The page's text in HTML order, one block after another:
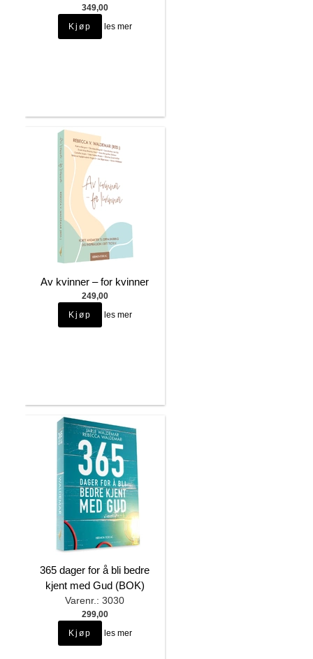
349,00
les mer
Av kvinner – for kvinner
249,00
les mer
365 dager for å bli bedre
kjent med Gud (BOK)
Varenr.: 3030
299,00
les mer